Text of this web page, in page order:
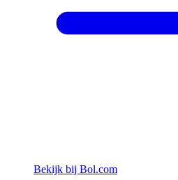
Bekijk bij Bol.com